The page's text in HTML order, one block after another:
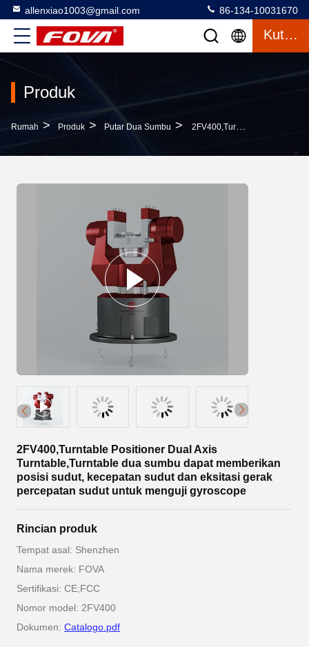
allenxiao1003@gmail.com 86-134-10031670
Kutipan
Produk
Rumah > Produk > Putar Dua Sumbu > 2FV400,Turntable Positioner Dual Axis Turntable,Turntable Dua Sumbu Dapat Memberikan Posisi Sudut, Kecepatan Sudut Dan Eksitasi Gerak Percepatan Sudut Untuk Menguji Gyroscope
2FV400,Turntable Positioner Dual Axis
Turntable,Turntable dua sumbu dapat memberikan
posisi sudut, kecepatan sudut dan eksitasi gerak
percepatan sudut untuk menguji gyroscope
Rincian produk
Tempat asal: Shenzhen
Nama merek: FOVA
Sertifikasi: CE;FCC
Nomor model: 2FV400
Dokumen: Catalogo.pdf